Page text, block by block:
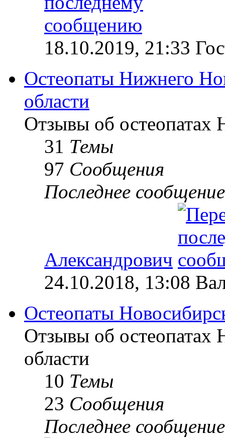
18.10.2019, 21:33
Остеопаты Нижнего
области
Отзывы об остеопатах
31 Темы
97 Сообщения
Последнее сообщение
Александрович
24.10.2018, 13:08
Остеопаты
Отзывы об остеопатах
области
10 Темы
23 Сообщения
Последнее сообщение